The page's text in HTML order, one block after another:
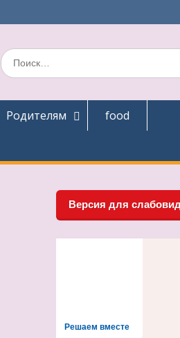
Поиск
по:
Родителям
food
Версия для
Решаем вместе